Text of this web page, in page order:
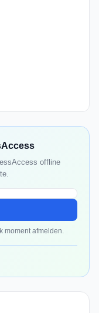
offline
moment afmelden.